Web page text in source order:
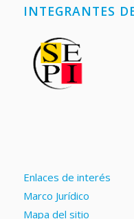
INTEGRANTES
Enlaces de interés
Marco Jurídico
Mapa del sitio